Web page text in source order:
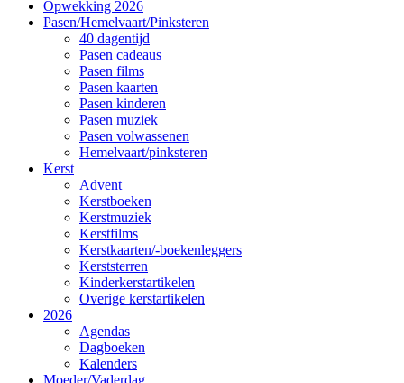
Opwekking 2026
Pasen/Hemelvaart/Pinksteren
40 dagentijd
Pasen cadeaus
Pasen films
Pasen kaarten
Pasen kinderen
Pasen muziek
Pasen volwassenen
Hemelvaart/pinksteren
Kerst
Advent
Kerstboeken
Kerstmuziek
Kerstfilms
Kerstkaarten/-boekenleggers
Kerststerren
Kinderkerstartikelen
Overige kerstartikelen
2026
Agendas
Dagboeken
Kalenders
Moeder/Vaderdag